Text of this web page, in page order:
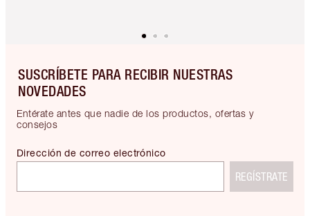
SUSCRÍBETE PARA RECIBIR NUESTRAS
NOVEDADES
Entérate antes que nadie de los productos, ofertas y
consejos
Dirección de correo electrónico
REGÍSTRATE